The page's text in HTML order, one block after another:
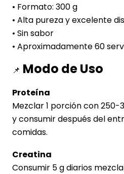
• Formato: 300 g
• Alta pureza y excelente
• Sin sabor
• Aproximadamente 60
📌 Modo de Uso
Proteína
Mezclar 1 porción con 250-
y consumir después del
comidas.
Creatina
Consumir 5 g diarios